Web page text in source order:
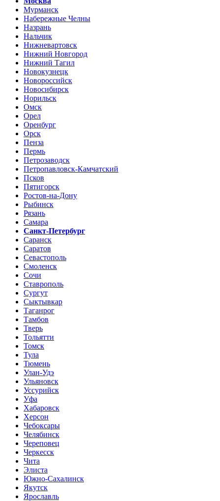
Мурманск
Набережные Челны
Назрань
Нальчик
Нижневартовск
Нижний Новгород
Нижний Тагил
Новокузнецк
Новороссийск
Новосибирск
Норильск
Омск
Орел
Оренбург
Орск
Пенза
Пермь
Петрозаводск
Петропавловск-Камчатский
Псков
Пятигорск
Ростов-на-Дону
Рыбинск
Рязань
Самара
Санкт-Петербург
Саранск
Саратов
Севастополь
Смоленск
Сочи
Ставрополь
Сургут
Сыктывкар
Таганрог
Тамбов
Тверь
Тольятти
Томск
Тула
Тюмень
Улан-Удэ
Ульяновск
Уссурийск
Уфа
Хабаровск
Херсон
Чебоксары
Челябинск
Череповец
Черкесск
Чита
Элиста
Южно-Сахалинск
Якутск
Ярославль